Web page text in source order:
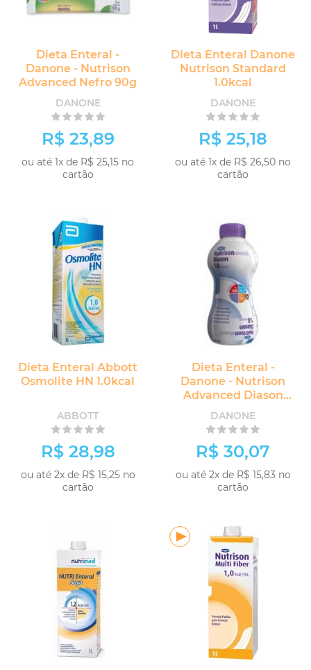
Dieta Enteral -
Danone - Nutrison
Advanced Nefro 90g
DANONE
R$ 23,89
ou até 1x de R$ 25,15 no
cartão
Dieta Enteral Danone
Nutrison Standard
1.0kcal
DANONE
R$ 25,18
ou até 1x de R$ 26,50 no
cartão
Dieta Enteral Abbott
Osmolite HN 1.0kcal
ABBOTT
R$ 28,98
ou até 2x de R$ 15,25 no
cartão
Dieta Enteral -
Danone - Nutrison
Advanced Diason
500ml
DANONE
R$ 30,07
ou até 2x de R$ 15,83 no
cartão